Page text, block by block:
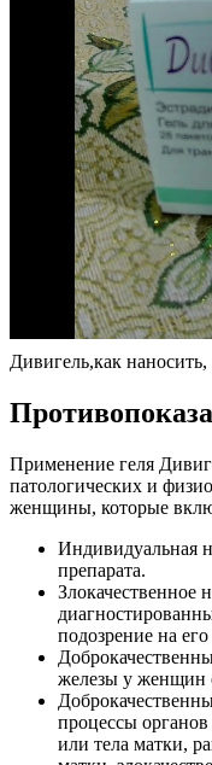
Дивигель,как наносить,
Применение геля
патологических и
женщины, которые
Индивидуальная
препарата.
Злокачественное
подозрение на
железы у женщин
процессы
или тела матки,